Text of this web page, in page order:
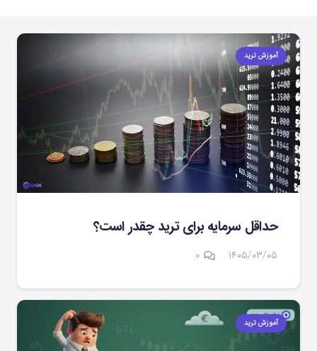
آموزش ترید
حداقل سرمایه برای ترید چقدر است؟
۱۴۰۵/۰۳/۰۵ ۰
آموزش ترید